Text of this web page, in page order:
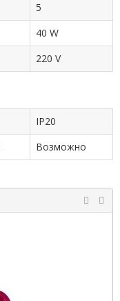
5
40 W
220 V
IP20
Возможно